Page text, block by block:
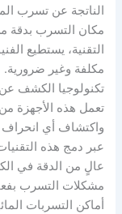
الناتجة عن تسرب
مكان التسرب بدقة
التقنية، يستطيع
مكلفة وغير
تكنولوجيا الكشف
تعمل هذه الأجهزة
واكتشاف أي انحراف
عبر دمج هذه
عالٍ من الدقة في
مشكلات التسرب
أماكن التسربات